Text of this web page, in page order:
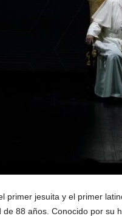
primer jesuita y el primer
de 88 años. Conocido por su